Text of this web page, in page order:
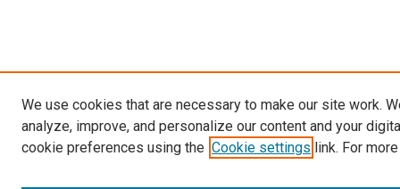
We use cookies that are necessary to make our site work.
analyze, improve, and personalize our content and your
cookie preferences using the Cookie settings link. For